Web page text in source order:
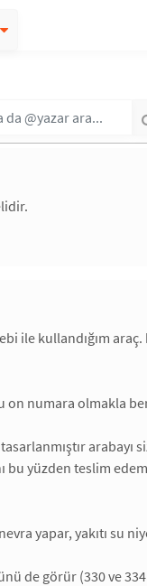
ile kullandığım
on numara olmakla
yüzden teslim
yapar, yakıtı su
de görür (330 ve